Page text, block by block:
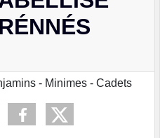
- Minimes - Cadets